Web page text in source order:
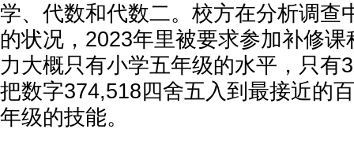
学、代数和代数二。校方在分析调查
的状况，2023年里被要求参加补修
力大概只有小学五年级的水平，只有
把数字374,518四舍五入到最接近的
年级的技能。